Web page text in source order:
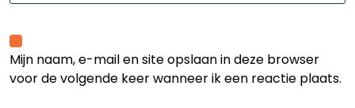
Mijn naam, e-mail en site opslaan in deze browser
voor de volgende keer wanneer ik een reactie plaats.